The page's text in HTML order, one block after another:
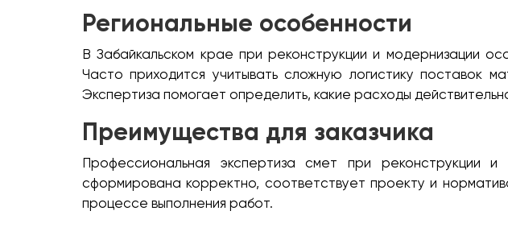
Региональные особенности
В Забайкальском крае при реконструкции и модернизации
Часто приходится учитывать сложную логистику поставок
Экспертиза помогает определить, какие расходы
Преимущества для заказчика
Профессиональная экспертиза смет при реконструкции
сформирована корректно, соответствует проекту и
процессе выполнения работ.